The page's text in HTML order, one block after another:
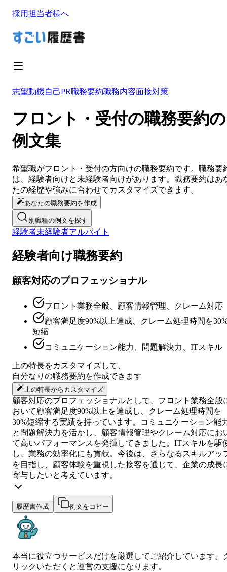
採用担当者様へ
志望動機自己PR職務要約職務内容面接対策
フロント・受付の職務要約の
例文集
希望職がフロント・受付の方向けの職務要約です。 職務要
は、経験者向けと未経験者向けがあります。 職務要約はあ
たの経歴や強みに合わせてカスタマイズできます。
あなたの職務要約を作成
別職種の例文を探す
経験者未経験者アルバイト
経験者向け職務要約
顧客対応のプロフェッショナル
フロント業務全般、顧客情報管理、クレーム対応
顧客満足度90%以上達成、クレーム処理時間を
短縮
コミュニケーション能力、問題解決力、ITスキル
上の特長をカスタマイズして、
自分なりの職務要約を作成できます
上の特長からカスタマイズ
顧客対応のプロフェッショナルとして、フロント業務全般
おいて顧客満足度90%以上を達成し、クレーム処理時間を
30%短縮する実績を持っています。コミュニケーション能
と問題解決力を活かし、顧客情報管理やクレーム対応にお
て高いパフォーマンスを発揮してきました。ITスキルを駆
し、業務の効率化にも貢献。今後は、さらなるスキルアッ
を目指し、顧客体験を重視した接客を通じて、企業の成長
寄与したいと考えています。
履歴書作成 例文をコピー
本当に役立つサービスだけを厳選してご紹介しています。
リックいただくと運営の支援になります。